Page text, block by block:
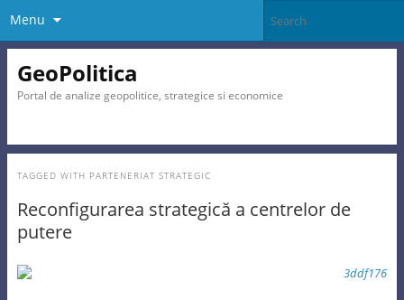
Menu
GeoPolitica
Portal de analize geopolitice, strategice si economice
TAGGED WITH PARTENERIAT STRATEGIC
Reconfigurarea strategică a centrelor de
putere